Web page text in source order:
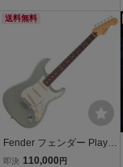
送料無料
Fender フェンダー Player
II Stratocaster RW Cactus
即決 110,000 円